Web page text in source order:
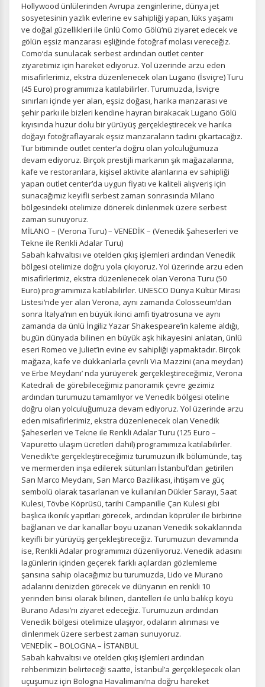
Hollywood ünlülerinden Avrupa zenginlerine, dünya jet
sosyetesinin yazlık evlerine ev sahipliği yapan, lüks yaşamı
ve doğal güzellikleri ile ünlü Como Gölü‘nü ziyaret edecek ve
gölün eşsiz manzarası eşliğinde fotoğraf molası vereceğiz.
Como‘da sunulacak serbest ardından outlet center
ziyaretimiz için hareket ediyoruz. Yol üzerinde arzu eden
misafirlerimiz, ekstra düzenlenecek olan Lugano (İsviçre) Turu
(45 Euro) programımıza katılabilirler. Turumuzda, İsviçre
sınırları içinde yer alan, eşsiz doğası, harika manzarası ve
şehir parkı ile bizleri kendine hayran bırakacak Lugano Gölü
kıyısında huzur dolu bir yürüyüş gerçekleştirecek ve harika
doğayı fotoğraflayarak eşsiz manzaraların tadını çıkartacağız.
Tur bitiminde outlet center’a doğru olan yolculuğumuza
devam ediyoruz. Birçok prestijli markanın şık mağazalarına,
kafe ve restoranlara, kişisel aktivite alanlarına ev sahipliği
yapan outlet center’da uygun fiyatı ve kaliteli alışveriş için
sunacağımız keyifli serbest zaman sonrasında Milano
bölgesindeki otelimize dönerek dinlenmek üzere serbest
zaman sunuyoruz.
MİLANO – (Verona Turu) – VENEDİK – (Venedik Şaheserleri ve
Tekne ile Renkli Adalar Turu)
Sabah kahvaltısı ve otelden çıkış işlemleri ardından Venedik
bölgesi otelimize doğru yola çıkıyoruz. Yol üzerinde arzu eden
misafirlerimiz, ekstra düzenlenecek olan Verona Turu (50
Euro) programımıza katılabilirler. UNESCO Dünya Kültür Mirası
Listesi‘nde yer alan Verona, aynı zamanda Colosseum’dan
sonra İtalya’nın en büyük ikinci amfi tiyatrosuna ve aynı
zamanda da ünlü İngiliz Yazar Shakespeare’in kaleme aldığı,
bugün dünyada bilinen en büyük aşk hikayesini anlatan, ünlü
eseri Romeo ve Juliet’in evine ev sahipliği yapmaktadır. Birçok
mağaza, kafe ve dükkanlarla çevrili Via Mazzini (ana meydan)
ve Erbe Meydanı’ nda yürüyerek gerçekleştireceğimiz, Verona
Katedrali de görebileceğimiz panoramik çevre gezimiz
ardından turumuzu tamamlıyor ve Venedik bölgesi oteline
doğru olan yolculuğumuza devam ediyoruz. Yol üzerinde arzu
eden misafirlerimiz, ekstra düzenlenecek olan Venedik
Şaheserleri ve Tekne ile Renkli Adalar Turu (125 Euro –
Vapuretto ulaşım ücretleri dahil) programımıza katılabilirler.
Venedik‘te gerçekleştireceğimiz turumuzun ilk bölümünde, taş
ve mermerden inşa edilerek sütunları İstanbul’dan getirilen
San Marco Meydanı, San Marco Bazilikası, ihtişam ve güç
sembolü olarak tasarlanan ve kullanılan Dükler Sarayı, Saat
Kulesi, Tövbe Köprüsü, tarihi Campanille Çan Kulesi gibi
başlıca ikonik yapıtları görecek, ardından köprüler ile birbirine
bağlanan ve dar kanallar boyu uzanan Venedik sokaklarında
keyifli bir yürüyüş gerçekleştireceğiz. Turumuzun devamında
ise, Renkli Adalar programımızı düzenliyoruz. Venedik adasını
lagünlerin içinden geçerek farklı açılardan gözlemleme
şansına sahip olacağımız bu turumuzda, Lido ve Murano
adalarını denizden görecek ve dünyanın en renkli 10
yerinden birisi olarak bilinen, dantelleri ile ünlü balıkçı köyü
Burano Adası’nı ziyaret edeceğiz. Turumuzun ardından
Venedik bölgesi otelimize ulaşıyor, odaların alınması ve
dinlenmek üzere serbest zaman sunuyoruz.
VENEDİK – BOLOGNA – İSTANBUL
Sabah kahvaltısı ve otelden çıkış işlemleri ardından
rehberimizin belirteceği saatte, İstanbul’a gerçekleşecek olan
uçuşumuz için Bologna Havalimanı‘na doğru hareket